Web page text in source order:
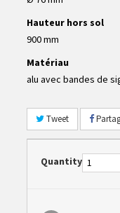
Hauteur hors sol
900 mm
Matériau
alu avec bandes de
Tweet
Quantity